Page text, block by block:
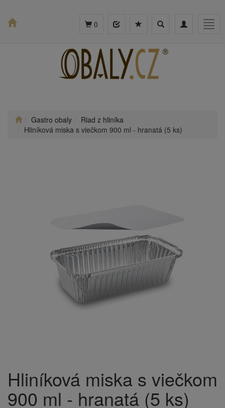
Toggle
Toggle
0
Gastro obaly
Riad z hliníka
Hliníková miska s viečkom 900 ml - hranatá (5 ks)
Hliníková miska s viečkom
900 ml - hranatá (5 ks)